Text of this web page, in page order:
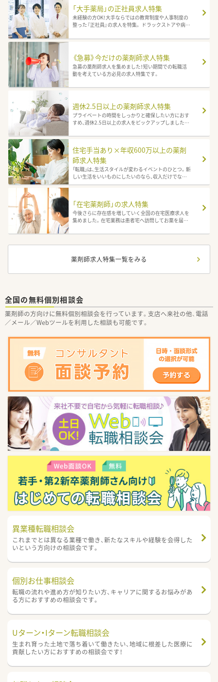
「大手薬局」の正社員求人特集
未経験の方OK！大手ならではの教育制度や人事制度の
整った『正社員』の求人を特集。 ドラックストアや病
けてキャリアアップしていきたい！ 調剤業務に必要な
ーマンサポート等がある職場が多数。 大手薬局の安定
した制度に興味があるけれど、全国転勤には不安があ
る方も柔軟に対応が可能です。 詳細はお気軽にお問い
合わせください。
《急募》今だけの薬剤師求人特集
急募の薬剤師求人を集めました！短い期間での転職活
動を考えている方必見の求人特集です。
週休2.5日以上の薬剤師求人特集
プライベートの時間をしっかりと確保したい方におす
すめ、週休2.5日以上の求人をピックアップしました。
る、常時複数名体制・他店からのヘルプ体制ありなどお
住宅手当あり×年収600万以上の薬剤
師求人特集
「転職」は、生活スタイルが変わるイベントのひとつ。新
しい生活をいいものにしたいのなら、収入だけでなく
福利厚生の手厚さも見ることがポイントです。 今回
方にとってとても大きな味方になるでしょう。人気条
件のためすぐに応募締め切りになる場合も！気になる
求人があればお早めにお問い合わせください。
「在宅薬剤師」の求人特集
今後さらに存在感を増していく全国の在宅医療求人を
集めました。在宅業務は患者宅へ訪問してお薬を届け
ケアまで幅広い経験ができ、地域医療を担うやりがい
薬剤師求人特集一覧をみる
全国の無料個別相談会
薬剤師の方向けに無料個別相談会を行っています。支店へ来社の他、電話
／メール／Webツールを利用した相談も可能です。
異業種転職相談会
これまでとは異なる業種で働き、新たなスキルや経験を会得した
いという方向けの相談会です。
個別お仕事相談会
転職の流れや進め方が知りたい方、キャリアに関するお悩みがあ
る方におすすめの相談会です。
Uターン・Iターン転職相談会
生まれ育った土地で落ち着いて働きたい、地域に根差した医療に
貢献したい方におすすめの相談会です！